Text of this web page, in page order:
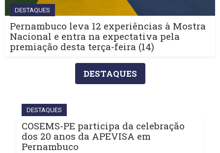
DESTAQUES
Pernambuco leva 12 experiências à Mostra
Nacional e entra na expectativa pela
premiação desta terça-feira (14)
DESTAQUES
DESTAQUES
COSEMS-PE participa da celebração
dos 20 anos da APEVISA em
Pernambuco